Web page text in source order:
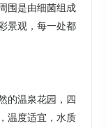
围是由细菌组成
景观，每一处都
的温泉花园，四
温度适宜，水质